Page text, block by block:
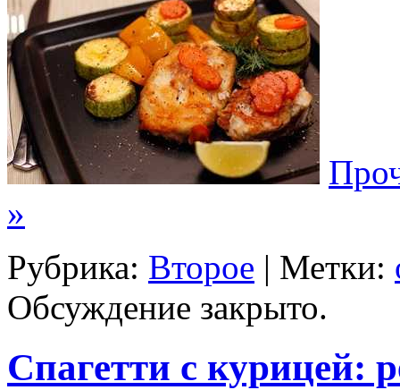
»
Рубрика: Второе | Метки:
Обсуждение закрыто.
Спагетти с курицей: